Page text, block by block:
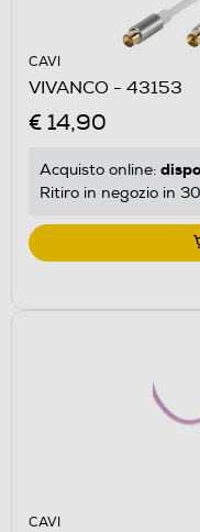
CAVI
VIVANCO - 43153
€ 14,90
Acquisto online:
Ritiro in negozio in
CAVI